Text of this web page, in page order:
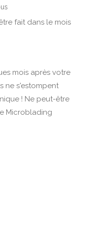
fait dans le mois
mois après votre
ne s'estompent
! Ne peut-être
Microblading